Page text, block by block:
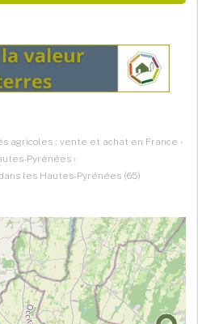
agricoles : vente et achat en France ›
Pyrénées ›
les Hautes-Pyrénées (65)